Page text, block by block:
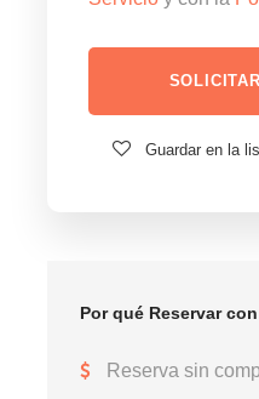
Guardar en la
Por qué Reservar
Reserva sin